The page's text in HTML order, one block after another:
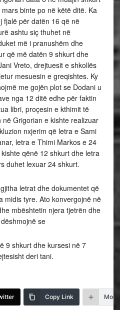
binte po në këtë ditë. Ka
fjalë për datën 16 që në
ashtu siç thuhet në
më i pranushëm dhe
që më datën 9 shkurt dhe
Vreto, drejtuesit e shkollës
mesuesin e greqishtes. Ky
me gojën plot se Dodani u
nga 12 ditë edhe për faktin
libri, proçesin e kthimit të
Grigorian e kishte realizuar
nxjerim që letra e Sami
letra e Thimi Markos e 24
qënë 12 shkurt dhe letra
duhet lexuar 24 shkurt.
letrat dhe dokumentet që
midis tyre. Ato konvergojnë në
mbështetin njera tjetrën dhe
se
9 shkurt dhe kursesi në 7
deri tani.
Copy Link More